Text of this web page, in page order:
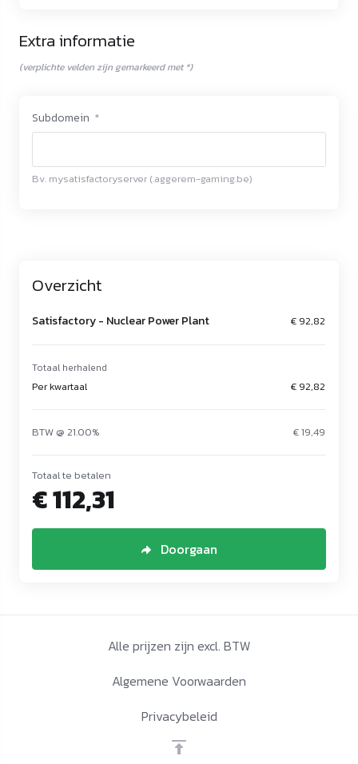
Extra informatie
(verplichte velden zijn gemarkeerd met *)
Subdomein *
Bv. mysatisfactoryserver (.aggerem-gaming.be)
Overzicht
Satisfactory - Nuclear Power Plant € 92,82
Totaal herhalend
Per kwartaal € 92,82
BTW @ 21.00% € 19,49
Totaal te betalen
€ 112,31
Doorgaan
Alle prijzen zijn excl. BTW
Algemene Voorwaarden
Privacybeleid